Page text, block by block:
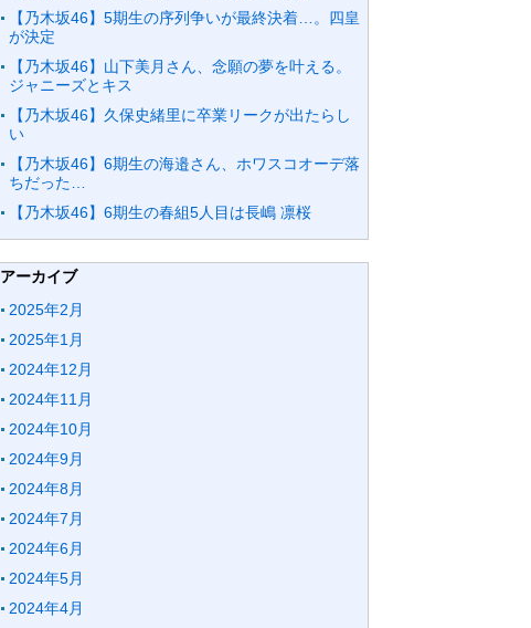
【乃木坂46】5期生の序列争いが最終決着…。四皇
が決定
【乃木坂46】山下美月さん、念願の夢を叶える。
ジャニーズとキス
【乃木坂46】久保史緒里に卒業リークが出たらし
い
【乃木坂46】6期生の海邉さん、ホワスコオーデ落
ちだった…
【乃木坂46】6期生の春組5人目は長嶋 凛桜
アーカイブ
2025年2月
2025年1月
2024年12月
2024年11月
2024年10月
2024年9月
2024年8月
2024年7月
2024年6月
2024年5月
2024年4月